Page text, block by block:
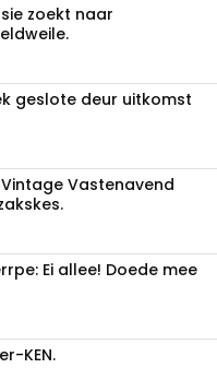
zoekt naar
geslote deur uitkomst
Vastenavend
Ei allee! Doede mee
KEN.